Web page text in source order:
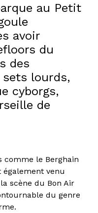
au Petit
avoir
du
des
sets lourds,
cyborgs,
de
comme le Berghain
également venu
scène du Bon Air
du genre